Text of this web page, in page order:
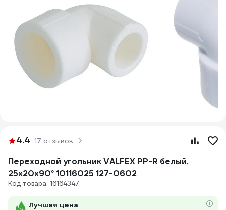
4.4 17 отзывов
Переходной угольник VALFEX PP-R белый,
25х20х90° 10116025 127-0602
Код товара: 16164347
Лучшая цена